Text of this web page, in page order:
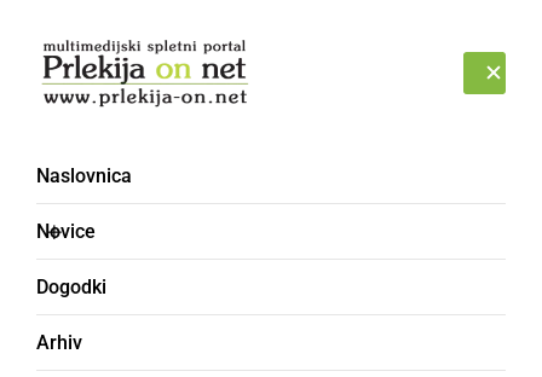
Naslovnica
Novice
Dogodki
Arhiv
kuža